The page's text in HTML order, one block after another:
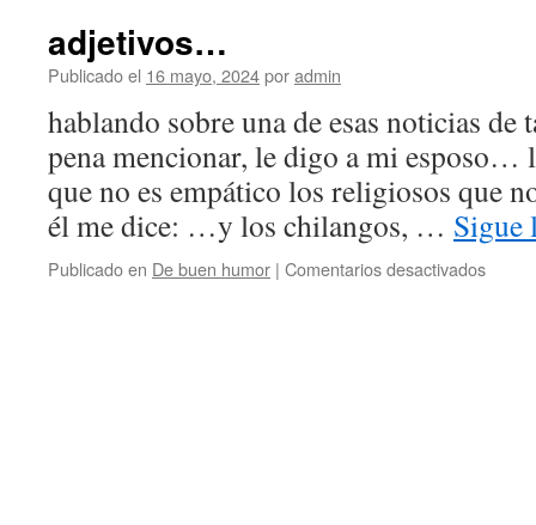
adjetivos…
Publicado el 16 mayo, 2024poradmin
hablando sobre una de esas noticias de
pena mencionar, le digo a mi esposo…
que no es empático los religiosos que
él me dice: …y los chilangos, … Sigue
Publicado en De buen humor | Comentarios desactivadosen